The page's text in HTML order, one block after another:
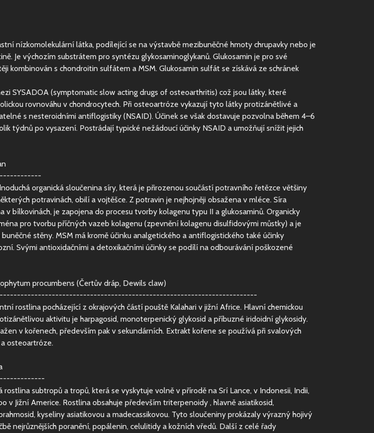
nízkomolekulární látka, podílející se na výstavbě mezibuněčné hmoty chrupavky nebo je
Je výchozím substrátem pro syntézu glykosaminoglykanů. Glukosamin je pro své
kombinován s chondroitin sulfátem a MSM. Glukosamin sulfát se získává ze schránek
SYSADOA (symptomatic slow acting drugs of osteoarthritis) což jsou látky, které
rovnováhu v chondrocytech. Při osteoartróze vykazují tyto látky protizánětlivé a
s nesteroidními antiflogistiky (NSAID). Účinek se však dostavuje pozvolna během 4–6
týdnů po vysazení. Postrádají typické nežádoucí účinky NSAID a umožňují snížit jejich
organická sloučenina síry, která je přirozenou součástí potravního řetězce většiny
potravinách, obilí a vojtěšce. Z potravin je nejhojněji obsažena v mléce. Síra
v bílkovinách, je zapojena do procesu tvorby kolagenu typu II a glukosaminů. Organicky
pro tvorbu příčných vazeb kolagenu (zpevnění kolagenu disulfidovými můstky) a je
stěny. MSM má kromě účinku analgetického a antiflogistického také účinky
Svými antioxidačními a detoxikačními účinky se podílí na odbourávání poškozené
procumbens (Čertův dráp, Dewils claw)
rostlina pocházející z okrajových částí pouště Kalahari v jižní Africe. Hlavní chemickou
aktivitu je harpagosid, monoterpenický glykosid a příbuzné iridoidní glykosidy.
v kořenech, především pak v sekundárních. Extrakt kořene se používá při svalových
osteoartróze.
rostlina subtropů a tropů, která se vyskytuje volně v přírodě na Srí Lance, v Indonesii, Indii,
v Jižní Americe. Rostlina obsahuje především triterpenoidy , hlavně asiatikosid,
kyseliny asiatikovou a madecassikovou. Tyto sloučeniny prokázaly výrazný hojivý
nejrůznějších poranění, popálenin, celulitidy a kožních vředů. Další z celé řady